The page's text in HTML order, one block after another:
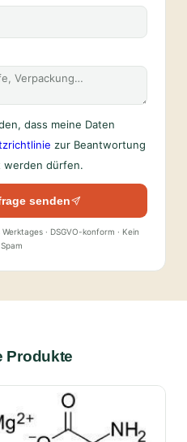
dass meine Daten
zur Beantwortung
werden dürfen.
senden
· DSGVO-konform · Kein
Spam
Produkte